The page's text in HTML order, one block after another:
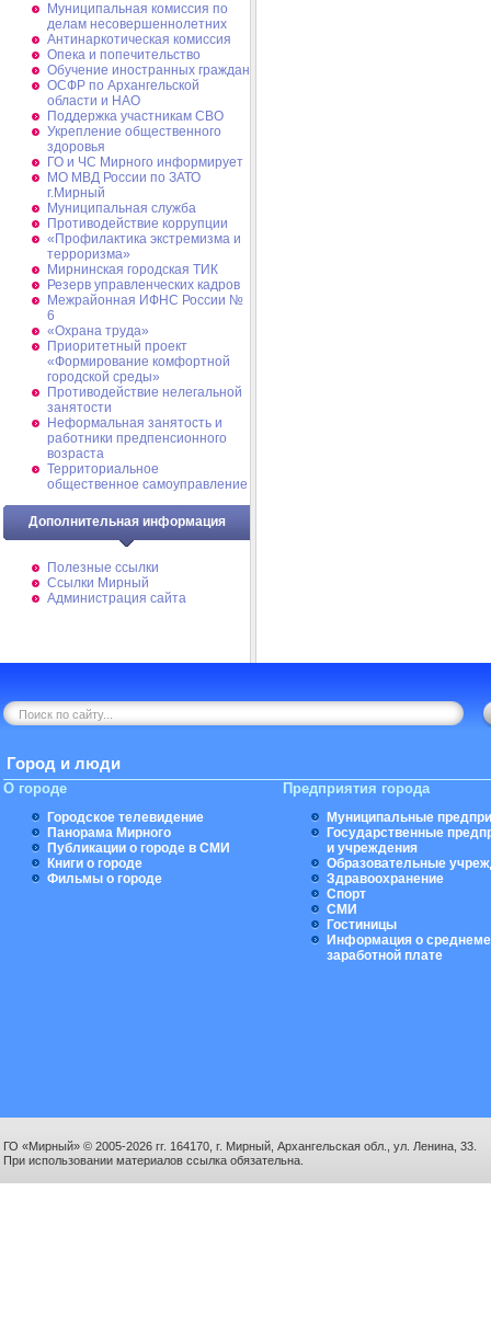
Муниципальная комиссия по
делам несовершеннолетних
Антинаркотическая комиссия
Опека и попечительство
Обучение иностранных граждан
ОСФР по Архангельской
области и НАО
Поддержка участникам СВО
Укрепление общественного
здоровья
ГО и ЧС Мирного информирует
МО МВД России по ЗАТО
г.Мирный
Муниципальная cлужба
Противодействие коррупции
«Профилактика экстремизма и
терроризма»
Мирнинская городская ТИК
Резерв управленческих кадров
Межрайонная ИФНС России №
6
«Охрана труда»
Приоритетный проект
«Формирование комфортной
городской среды»
Противодействие нелегальной
занятости
Неформальная занятость и
работники предпенсионного
возраста
Территориальное
общественное самоуправление
Дополнительная информация
Полезные ссылки
Ссылки Мирный
Администрация сайта
Город и люди
О городе
Городское телевидение
Панорама Мирного
Публикации о городе в СМИ
Книги о городе
Фильмы о городе
Предприятия города
Муниципальные
Государственные
и учреждения
Образовательные
Здравоохранение
Спорт
СМИ
Гостиницы
Информация о
заработной плате
ГО «Мирный» © 2005-2026 гг. 164170, г. Мирный, Архангельская обл., ул. Ленина, 33.
При использовании материалов ссылка обязательна.